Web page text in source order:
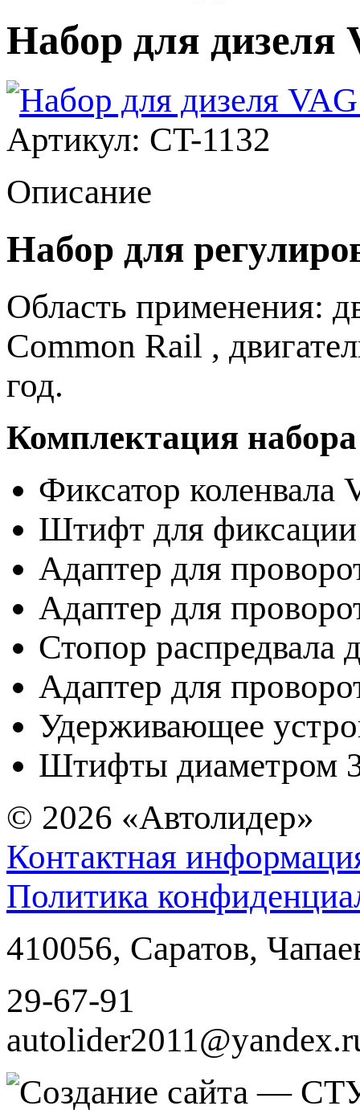
Набор для дизеля
Артикул: CT-1132
Описание
Набор для
Область применения:
Common Rail ,
год.
Комплектация
Фиксатор
Штифт для
Адаптер для
Адаптер для
Стопор распредвала
Адаптер для
Удерживающее
Штифты диаметром
© 2026 «Автолидер»
Контактная
Политика
410056, Саратов,
29-67-91